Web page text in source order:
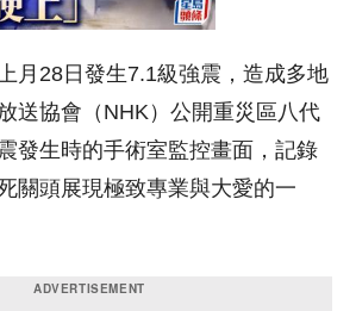
月28日發生7.1級強震，造成多地
送協會（NHK）公開重災區八代
發生時的手術室監控畫面，記錄
關頭展現極致專業與大愛的一